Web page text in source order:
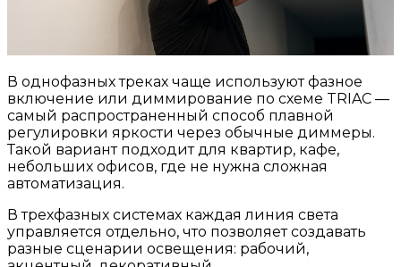
В однофазных треках чаще используют фазное
включение или диммирование по схеме TRIAC —
самый распространенный способ плавной
регулировки яркости через обычные диммеры.
Такой вариант подходит для квартир, кафе,
небольших офисов, где не нужна сложная
автоматизация.
В трехфазных системах каждая линия света
управляется отдельно, что позволяет создавать
разные сценарии освещения: рабочий,